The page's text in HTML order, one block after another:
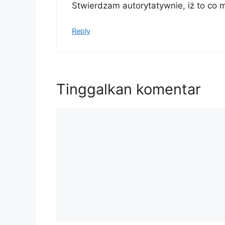
Stwierdzam autorytatywnie, iż to co
Reply
Tinggalkan komentar